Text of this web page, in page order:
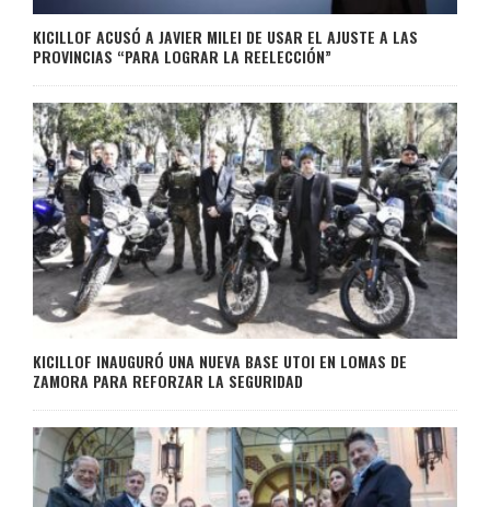
KICILLOF ACUSÓ A JAVIER MILEI DE USAR EL AJUSTE A LAS
PROVINCIAS “PARA LOGRAR LA REELECCIÓN”
KICILLOF INAUGURÓ UNA NUEVA BASE UTOI EN LOMAS DE
ZAMORA PARA REFORZAR LA SEGURIDAD